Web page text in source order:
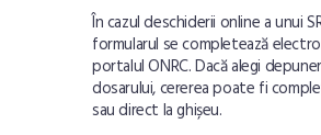
În cazul deschiderii online a unui
formularul se completează
portalul ONRC. Dacă alegi
dosarului, cererea poate fi
sau direct la ghișeu.